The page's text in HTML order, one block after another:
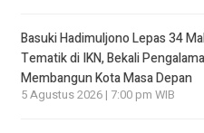
Basuki Hadimuljono Lepas 34
Tematik di IKN, Bekali
Membangun Kota Masa Depan
5 Agustus 2026 | 7:00 pm WIB